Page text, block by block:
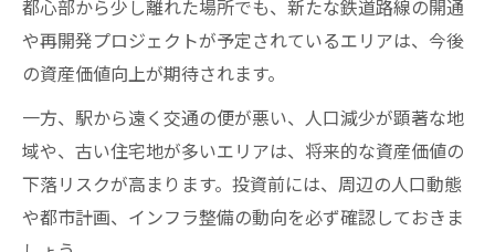
都心部から少し離れた場所でも、新たな鉄道路線の開通
や再開発プロジェクトが予定されているエリアは、今後
の資産価値向上が期待されます。
一方、駅から遠く交通の便が悪い、人口減少が顕著な地
域や、古い住宅地が多いエリアは、将来的な資産価値の
下落リスクが高まります。投資前には、周辺の人口動態
や都市計画、インフラ整備の動向を必ず確認しておきま